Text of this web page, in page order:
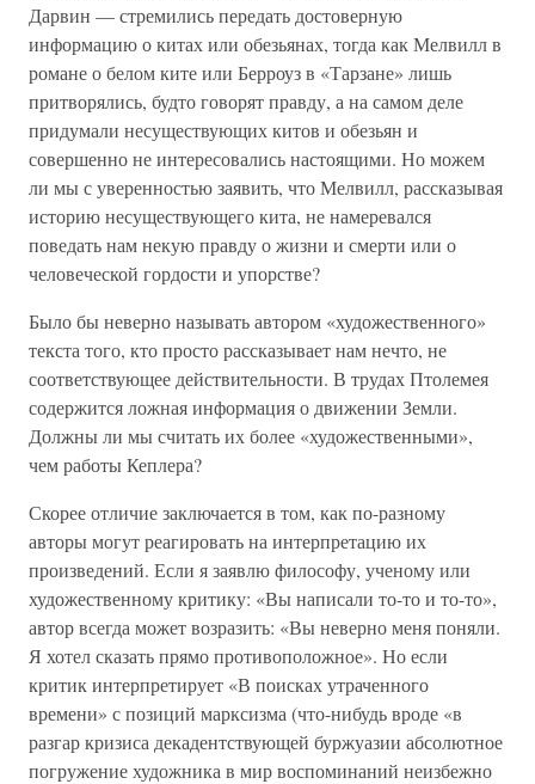
Дарвин — стремились передать достоверную
информацию о китах или обезьянах, тогда как Мелвилл в
романе о белом ките или Берроуз в «Тарзане» лишь
притворялись, будто говорят правду, а на самом деле
придумали несуществующих китов и обезьян и
совершенно не интересовались настоящими. Но можем
ли мы с уверенностью заявить, что Мелвилл, рассказывая
историю несуществующего кита, не намеревался
поведать нам некую правду о жизни и смерти или о
человеческой гордости и упорстве?
Было бы неверно называть автором «художественного»
текста того, кто просто рассказывает нам нечто, не
соответствующее действительности. В трудах Птолемея
содержится ложная информация о движении Земли.
Должны ли мы считать их более «художественными»,
чем работы Кеплера?
Скорее отличие заключается в том, как по-разному
авторы могут реагировать на интерпретацию их
произведений. Если я заявлю философу, ученому или
художественному критику: «Вы написали то-то и то-то»,
автор всегда может возразить: «Вы неверно меня поняли.
Я хотел сказать прямо противоположное». Но если
критик интерпретирует «В поисках утраченного
времени» с позиций марксизма (что-нибудь вроде «в
разгар кризиса декадентствующей буржуазии абсолютное
погружение художника в мир воспоминаний неизбежно